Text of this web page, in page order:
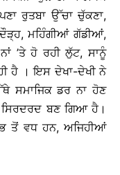
ਰੁਤਬਾ ਉੱਚਾ ਚੁੱਕਣਾ,
ਮਹਿੰਗੀਆਂ ਗੱਡੀਆਂ,
’ਤੇ ਹੋ ਰਹੀ ਲੁੱਟ, ਸਾਨੂੰ
ਹੈ । ਇਸ ਦੇਖਾ-ਦੇਖੀ ਨੇ
ਸਮਾਜਿਕ ਡਰ ਨਾ ਹੋਣ
ਸਿਰਦਰਦ ਬਣ ਗਿਆ ਹੈ।
ਤੋਂ ਵਧ ਹਨ, ਅਜਿਹੀਆਂ